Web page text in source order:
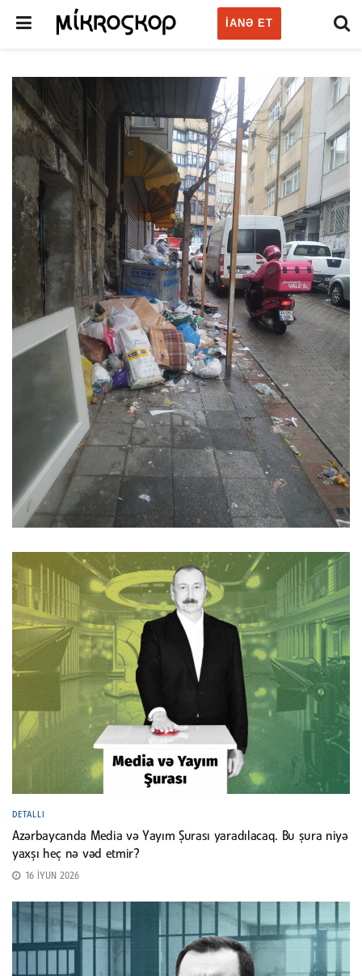
IANƏ ET
DETALLI
Azərbaycanda Media və Yayım Şurası yaradılacaq. Bu şura niyə
yaxşı heç nə vəd etmir?
16 İYUN 2026